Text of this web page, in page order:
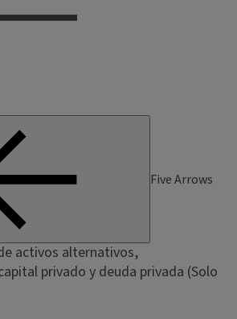
Five Arrows
activos alternativos,
privado y deuda privada (Solo